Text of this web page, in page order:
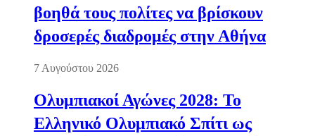
βοηθά τους πολίτες να βρίσκουν
δροσερές διαδρομές στην Αθήνα
7 Αυγούστου 2026
Ολυμπιακοί Αγώνες 2028: Το
Ελληνικό Ολυμπιακό Σπίτι ως